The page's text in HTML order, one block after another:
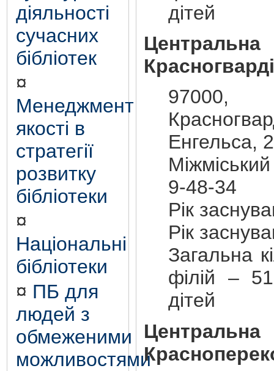
діяльності
сучасних
бібліотек
¤
Менеджмент
якості в
стратегії
розвитку
бібліотеки
¤
Національні
бібліотеки
¤ ПБ для
людей з
обмеженими
можливостями
дітей
Енгельса, 2
9-48-34
Рік
Рік
Загальна
філій –
дітей